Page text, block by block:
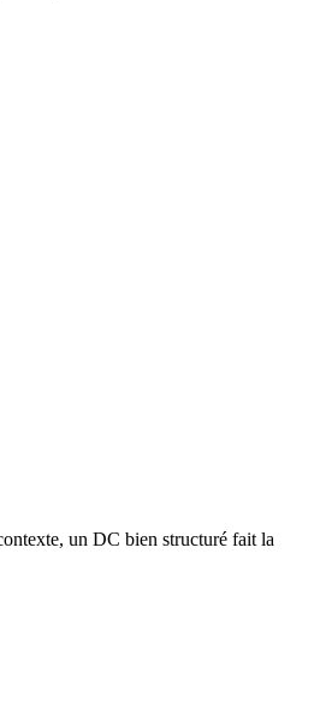
un DC bien structuré fait la